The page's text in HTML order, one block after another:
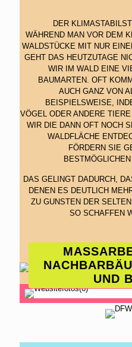
DER
WÄHREND MAN VOR DEM
WALDSTÜCKE MIT NUR
GEHT DAS HEUTZUTAGE
WIR IM WALD EINE
BAUMARTEN. OFT
AUCH GANZ VON
BEISPIELSWEISE,
VÖGEL ODER ANDERE
WIR DIE DANN OFT NOCH
WALDFLÄCHE
FÖRDERN SIE
DAS GELINGT DADURCH,
DENEN ES DEUTLICH
ZU GUNSTEN DER
SO SCHAFFEN
ND